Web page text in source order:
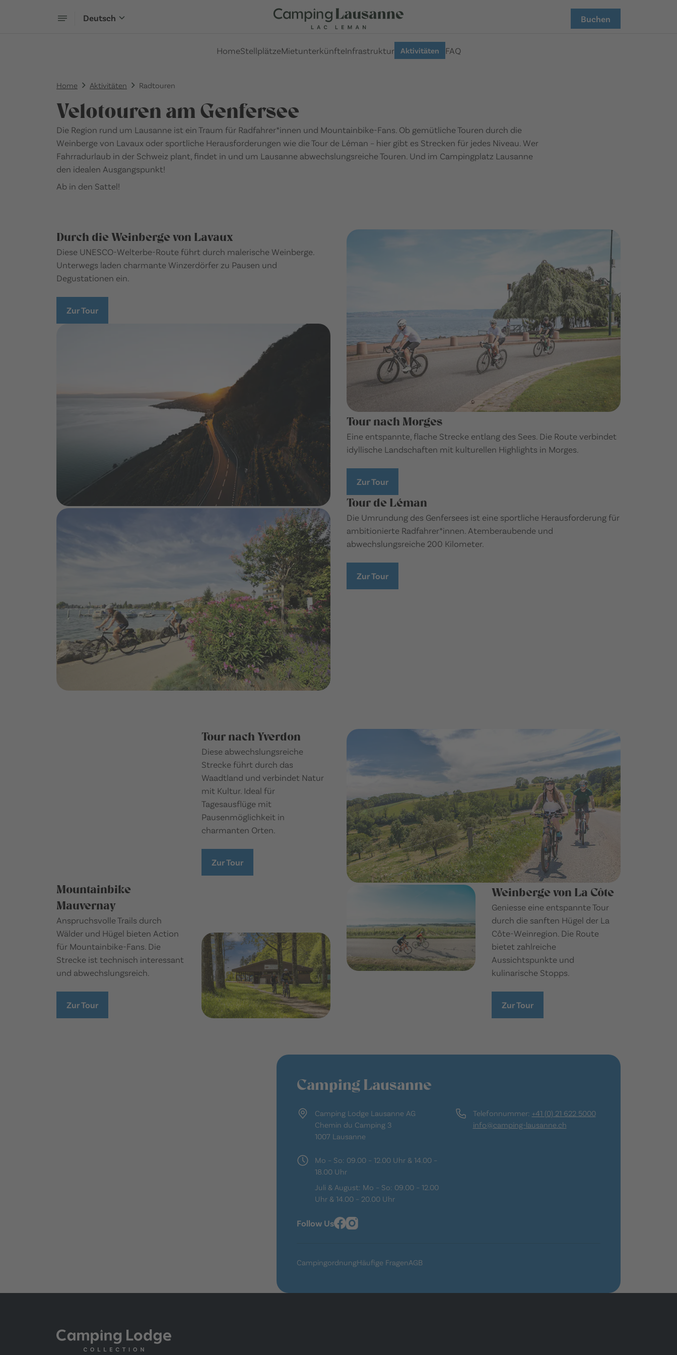
Deutsch Buchen
HomeStellplätzeMietunterkünfteInfrastruktur Aktivitäten FAQ
Home Aktivitäten Radtouren
Velotouren am Genfersee
Die Region rund um Lausanne ist ein Traum für Radfahrer*innen und Mountainbike-Fans. Ob gemütliche Touren durch die
Weinberge von Lavaux oder sportliche Herausforderungen wie die Tour de Léman – hier gibt es Strecken für jedes Niveau. Wer
Fahrradurlaub in der Schweiz plant, findet in und um Lausanne abwechslungsreiche Touren. Und im Campingplatz Lausanne
den idealen Ausgangspunkt!
Ab in den Sattel!
Durch die Weinberge von Lavaux
Diese UNESCO-Welterbe-Route führt durch malerische Weinberge.
Unterwegs laden charmante Winzerdörfer zu Pausen und
Degustationen ein.
Zur Tour
Tour nach Morges
Eine entspannte, flache Strecke entlang des Sees. Die Route verbindet
idyllische Landschaften mit kulturellen Highlights in Morges.
Zur Tour
Tour de Léman
Die Umrundung des Genfersees ist eine sportliche Herausforderung für
ambitionierte Radfahrer*innen. Atemberaubende und
abwechslungsreiche 200 Kilometer.
Zur Tour
Mountainbike
Mauvernay
Anspruchsvolle Trails durch
Wälder und Hügel bieten Action
für Mountainbike-Fans. Die
Strecke ist technisch interessant
und abwechslungsreich.
Zur Tour
Tour nach Yverdon
Diese abwechslungsreiche
Strecke führt durch das
Waadtland und verbindet Natur
mit Kultur. Ideal für
Tagesausflüge mit
Pausenmöglichkeit in
charmanten Orten.
Zur Tour
Weinberge von La Côte
Geniesse eine entspannte Tour
durch die sanften Hügel der La
Côte-Weinregion. Die Route
bietet zahlreiche
Aussichtspunkte und
kulinarische Stopps.
Zur Tour
Camping Lausanne
Camping Lodge Lausanne AG
Chemin du Camping 3
1007 Lausanne
Telefonnummer: +41 (0) 21 622 5000
info@camping-lausanne.ch
Mo – So: 09.00 – 12.00 Uhr & 14.00 –
18.00 Uhr
Juli & August: Mo – So: 09.00 – 12.00
Uhr & 14.00 – 20.00 Uhr
Follow Us
CampingordnungHäufige FragenAGB